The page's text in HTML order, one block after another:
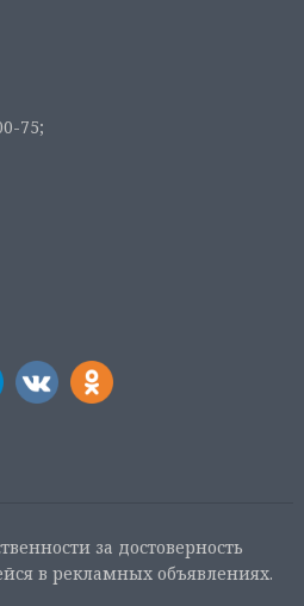
75;
за достоверность
в рекламных объявлениях.